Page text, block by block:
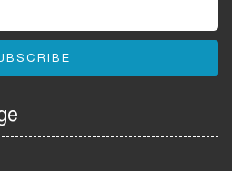
বাংলাদেশ পুলিশ এএসআই
Bangladesh Police ASI Job
Circular 2026